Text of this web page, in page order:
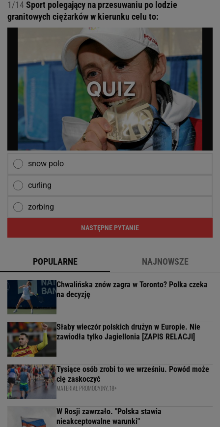
1/14Sport polegający na przesuwaniu po lodzie
granitowych ciężarków w kierunku celu to:
snow polo
curling
zorbing
NASTĘPNE PYTANIE
POPULARNE NAJNOWSZE
Chwalińska znów zagra w Toronto? Polka czeka
na decyzję
Słaby wieczór polskich drużyn w Europie. Nie
zawiodła tylko Jagiellonia [ZAPIS RELACJI]
Tysiące osób zrobi to we wrześniu. Powód może
cię zaskoczyć
MATERIAŁ PROMOCYJNY, 18+
W Rosji zawrzało. "Polska stawia
nieakceptowalne warunki"